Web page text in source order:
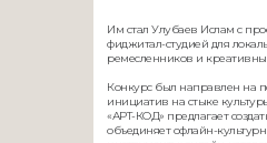
Им стал Улубаев Ислам с
фиджитал-студией для
ремесленников и
Конкурс был направлен на
инициатив на стыке
«АРТ-КОД» предлагает
объединяет офлайн-